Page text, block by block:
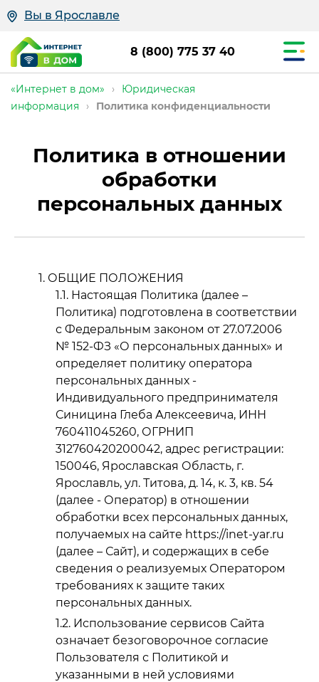
Вы в Ярославле
8 (800) 775 37 40
«Интернет в дом» ›
Юридическая
информация
› Политика конфиденциальности
Политика в отношении
обработки
персональных данных
ОБЩИЕ ПОЛОЖЕНИЯ
Настоящая Политика (далее –
Политика) подготовлена в соответствии
с Федеральным законом от 27.07.2006
№ 152-ФЗ «О персональных данных» и
определяет политику оператора
персональных данных -
Индивидуального предпринимателя
Синицина Глеба Алексеевича, ИНН
760411045260, ОГРНИП
312760420200042, адрес регистрации:
150046, Ярославская Область, г.
Ярославль, ул. Титова, д. 14, к. 3, кв. 54
(далее - Оператор) в отношении
обработки всех персональных данных,
получаемых на сайте https://inet-yar.ru
(далее – Сайт), и содержащих в себе
сведения о реализуемых Оператором
требованиях к защите таких
персональных данных.
Использование сервисов Сайта
означает безоговорочное согласие
Пользователя с Политикой и
указанными в ней условиями